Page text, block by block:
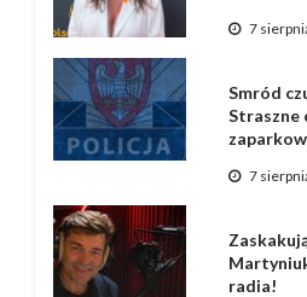
7
Smród
Straszne
7
radia!